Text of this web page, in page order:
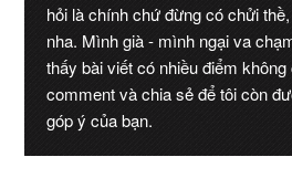
hỏi là chính chứ đừng có chửi
nha. Mình già - mình ngại va
thấy bài viết có nhiều điểm
comment và chia sẻ để tôi còn
góp ý của bạn.